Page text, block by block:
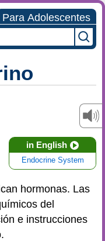
Para Adolescentes
in English
Endocrine System
hormonas. Las
del
e instrucciones